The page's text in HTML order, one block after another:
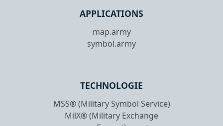
APPLICATIONS
map.army
symbol.army
TECHNOLOGIE
MSS® (Military Symbol Service)
MilX® (Military Exchange